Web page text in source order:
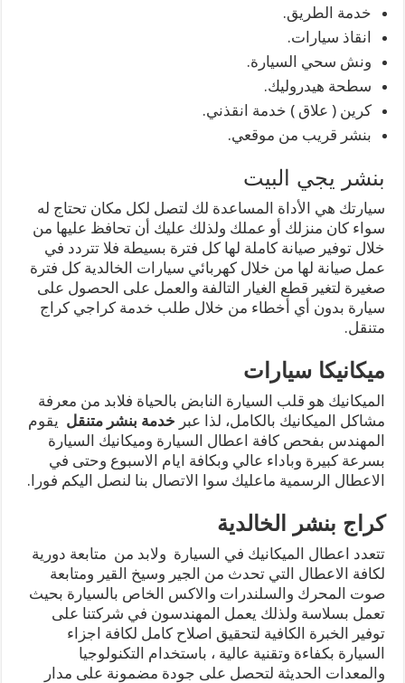
خدمة الطريق.
انقاذ سيارات.
ونش سحي السيارة.
سطحة هيدروليك.
كرين ( علاق ) خدمة انقذني.
بنشر قريب من موقعي.
بنشر يجي البيت
سيارتك هي الأداة المساعدة لك لتصل لكل مكان تحتاج له
سواء كان منزلك أو عملك ولذلك عليك أن تحافظ عليها من
خلال توفير صيانة كاملة لها كل فترة بسيطة فلا تتردد في
عمل صيانة لها من خلال كهربائي سيارات الخالدية كل فترة
صغيرة لتغير قطع الغيار التالفة والعمل على الحصول على
سيارة بدون أي أخطاء من خلال طلب خدمة كراجي كراج
متنقل.
ميكانيكا سيارات
الميكانيك هو قلب السيارة النابض بالحياة فلابد من معرفة
مشاكل الميكانيك بالكامل، لذا عبر خدمة بنشر متنقل يقوم
المهندس بفحص كافة اعطال السيارة وميكانيك السيارة
بسرعة كبيرة وباداء عالي وبكافة ايام الاسبوع وحتى في
الاعطال الرسمية ماعليك سوا الاتصال بنا لنصل اليكم فورا.
كراج بنشر الخالدية
تتعدد اعطال الميكانيك في السيارة ولابد من متابعة دورية
لكافة الاعطال التي تحدث من الجير وسيخ القير ومتابعة
صوت المحرك والسلندرات والاكس الخاص بالسيارة بحيث
تعمل بسلاسة ولذلك يعمل المهندسون في شركتنا على
توفير الخبرة الكافية لتحقيق اصلاح كامل لكافة اجزاء
السيارة بكفاءة وتقنية عالية ، باستخدام التكنولوجيا
والمعدات الحديثة لتحصل على جودة مضمونة على مدار